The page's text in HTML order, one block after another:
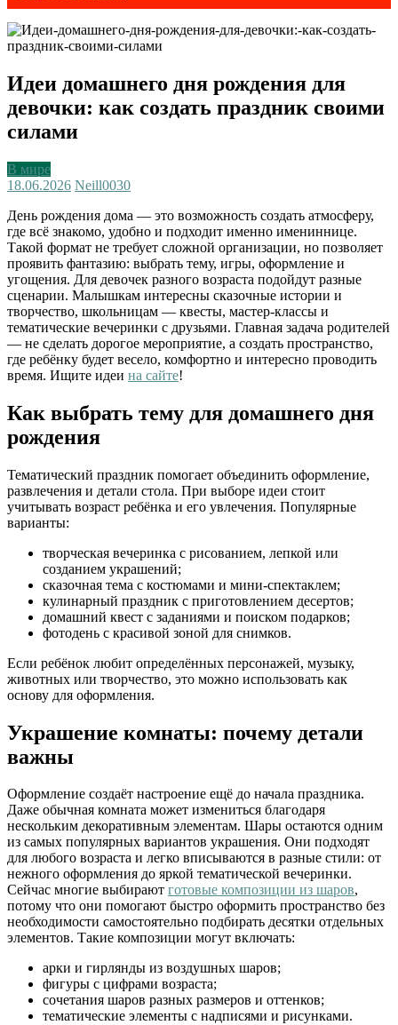
Идеи домашнего дня рождения для
девочки: как создать праздник своими
силами
В мире
18.06.2026 Neill0030
День рождения дома — это возможность создать атмосферу,
где всё знакомо, удобно и подходит именно имениннице.
Такой формат не требует сложной организации, но позволяет
проявить фантазию: выбрать тему, игры, оформление и
угощения. Для девочек разного возраста подойдут разные
сценарии. Малышкам интересны сказочные истории и
творчество, школьницам — квесты, мастер-классы и
тематические вечеринки с друзьями. Главная задача родителей
— не сделать дорогое мероприятие, а создать пространство,
где ребёнку будет весело, комфортно и интересно проводить
время. Ищите идеи на сайте!
Как выбрать тему для домашнего дня
рождения
Тематический праздник помогает объединить оформление,
развлечения и детали стола. При выборе идеи стоит
учитывать возраст ребёнка и его увлечения. Популярные
варианты:
творческая вечеринка с рисованием, лепкой или
созданием украшений;
сказочная тема с костюмами и мини-спектаклем;
кулинарный праздник с приготовлением десертов;
домашний квест с заданиями и поиском подарков;
фотодень с красивой зоной для снимков.
Если ребёнок любит определённых персонажей, музыку,
животных или творчество, это можно использовать как
основу для оформления.
Украшение комнаты: почему детали
важны
Оформление создаёт настроение ещё до начала праздника.
Даже обычная комната может измениться благодаря
нескольким декоративным элементам. Шары остаются одним
из самых популярных вариантов украшения. Они подходят
для любого возраста и легко вписываются в разные стили: от
нежного оформления до яркой тематической вечеринки.
Сейчас многие выбирают готовые композиции из шаров,
потому что они помогают быстро оформить пространство без
необходимости самостоятельно подбирать десятки отдельных
элементов. Такие композиции могут включать:
арки и гирлянды из воздушных шаров;
фигуры с цифрами возраста;
сочетания шаров разных размеров и оттенков;
тематические элементы с надписями и рисунками.